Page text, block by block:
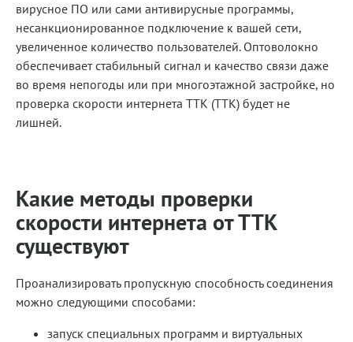
вирусное ПО или сами антивирусные программы,
несанкционированное подключение к вашей сети,
увеличенное количество пользователей. Оптоволокно
обеспечивает стабильный сигнал и качество связи даже
во время непогоды или при многоэтажной застройке, но
проверка скорости интернета ТТК (TTK) будет не
лишней.
Какие методы проверки
скорости интернета от ТТК
существуют
Проанализировать пропускную способность соединения
можно следующими способами:
запуск специальных программ и виртуальных